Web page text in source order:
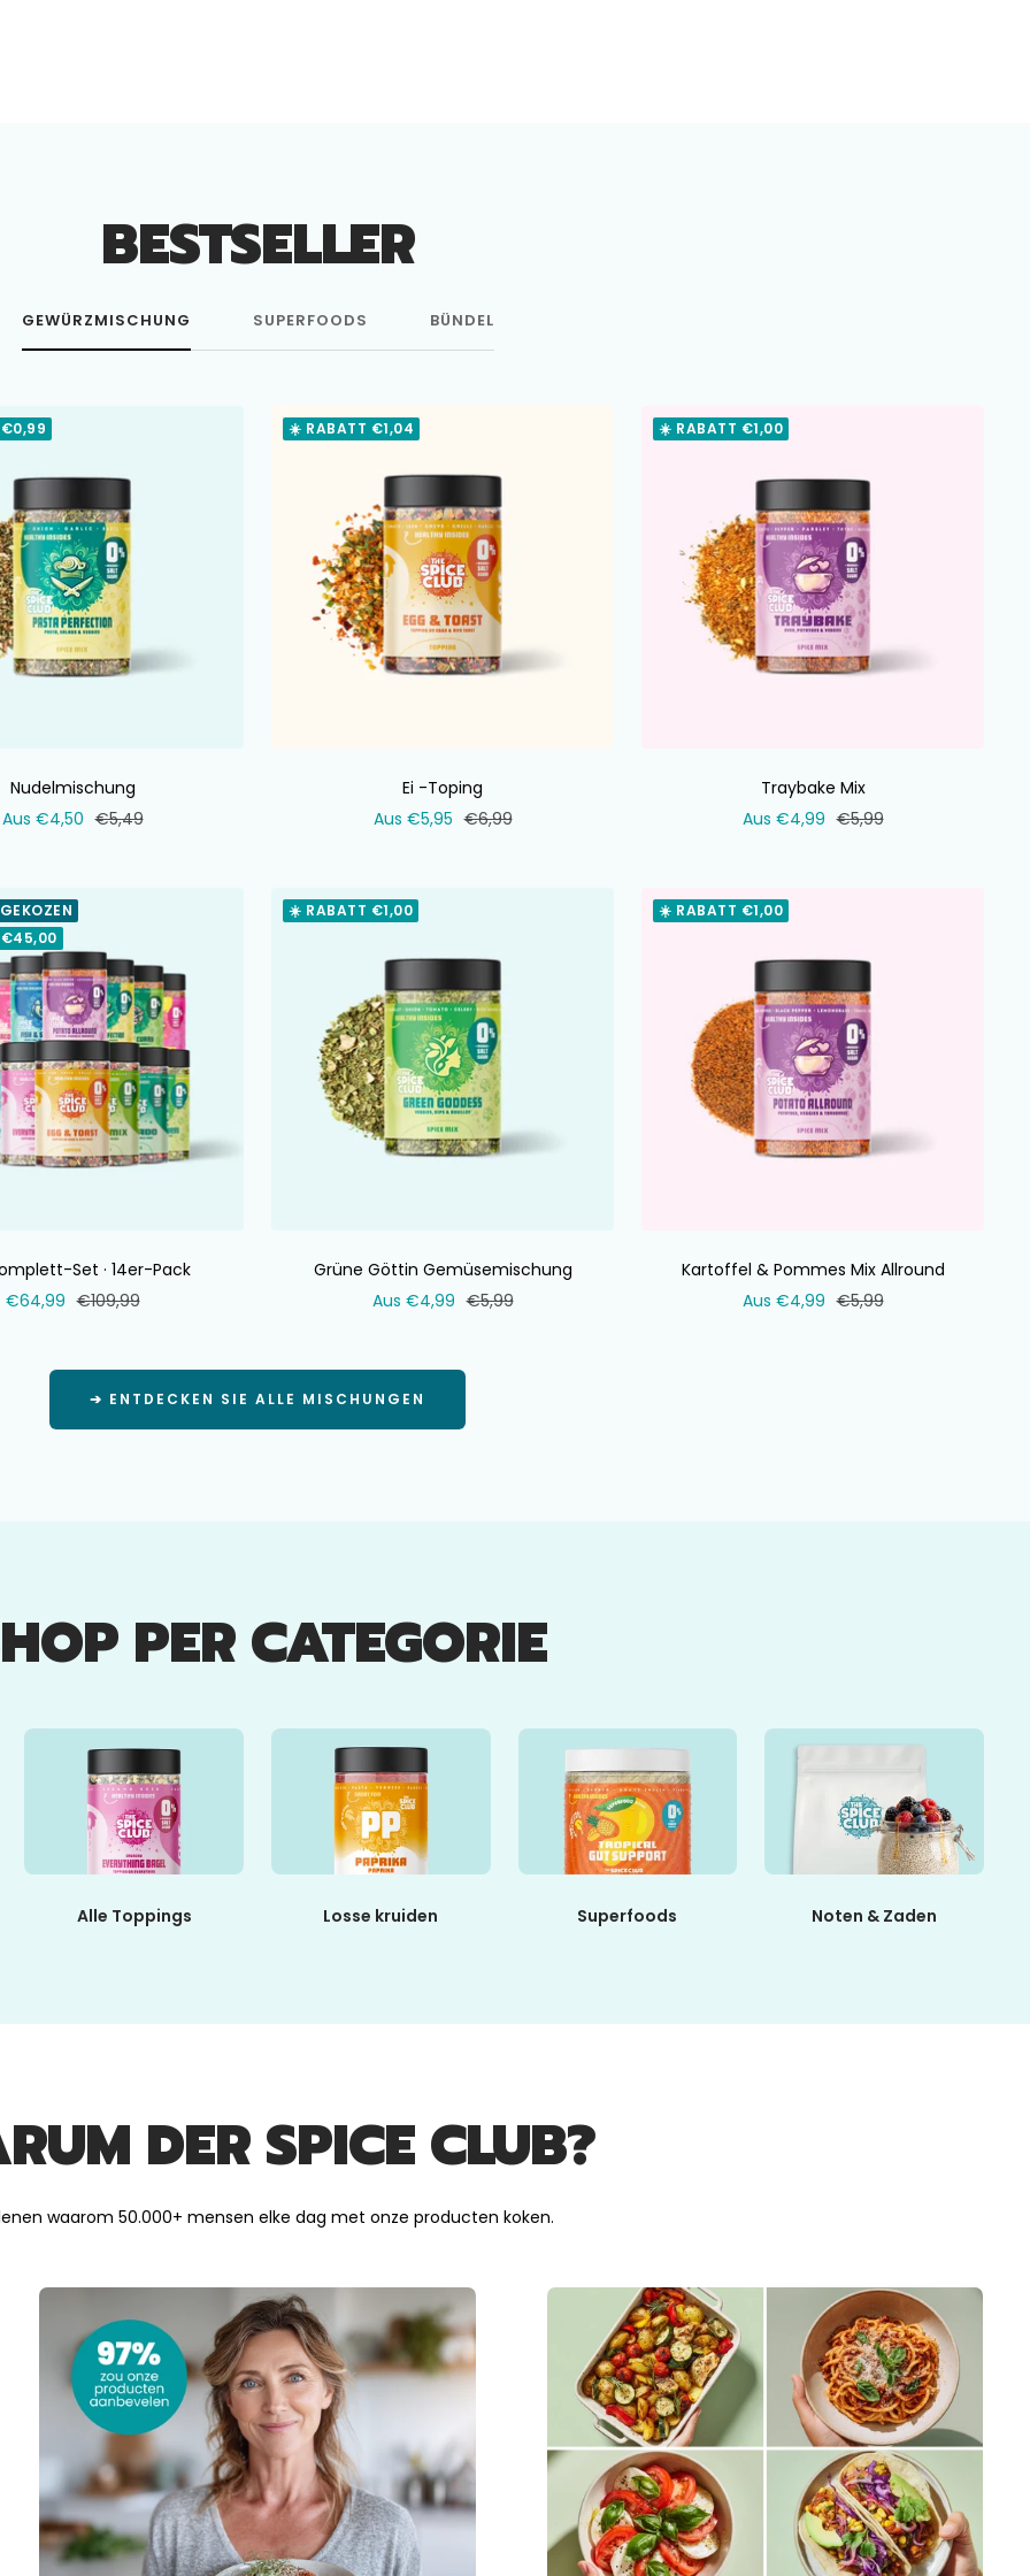
BESTSELLER
GEWÜRZMISCHUNG SUPERFOODS BÜNDEL
Nudelmischung
Verkaufspreis
Aus €4,50 Normaler
€5,49
☀️ RABATT €1,04
Ei -Toping
Verkaufspreis
Aus €5,95 Normaler
€6,99
☀️ RABATT €1,00
Traybake Mix
Verkaufspreis
Aus €4,99 Normaler
€5,99
€45,00
Set · 14er-Pack
Verkaufspreis
€64,99 Normaler
€109,99
☀️ RABATT €1,00
Grüne Göttin Gemüsemischung
Verkaufspreis
Aus €4,99 Normaler
€5,99
☀️ RABATT €1,00
Kartoffel & Pommes Mix Allround
Verkaufspreis
Aus €4,99 Normaler
€5,99
➔ ENTDECKEN SIE ALLE MISCHUNGEN
PER CATEGORIE
Alle Toppings Losse kruiden Superfoods Noten & Zaden
DER SPICE CLUB?
waarom 50.000+ mensen elke dag met onze producten koken.